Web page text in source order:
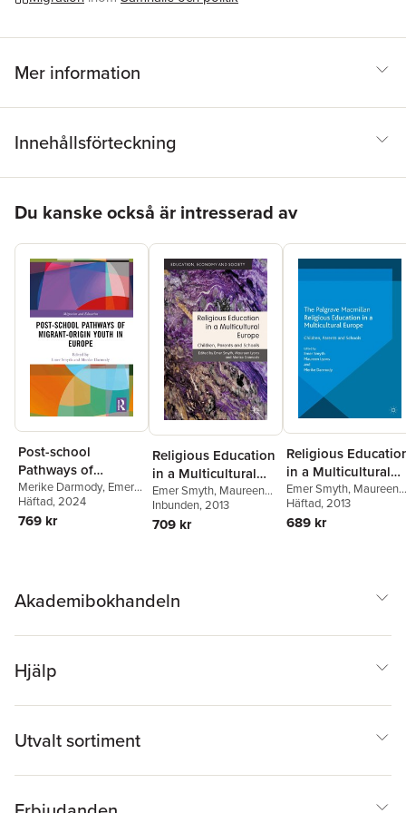
Mer information
Innehållsförteckning
Du kanske också är intresserad av
Post-school
Pathways of
Migrant-Origin
Youth in Europe
Merike Darmody, Emer
Smyth
Häftad, 2024
769 kr
Religious Education
in a Multicultural
Europe
Emer Smyth, Maureen
Lyons,Merike Darmody
Emer Smyth
Lyons
Inbunden, 2013
709 kr
Religious
in a Multicultural
Europe
Emer Smyth, Maureen
Lyons,Merike Darmody
Häftad, 2013
689 kr
Akademibokhandeln
Hjälp
Utvalt sortiment